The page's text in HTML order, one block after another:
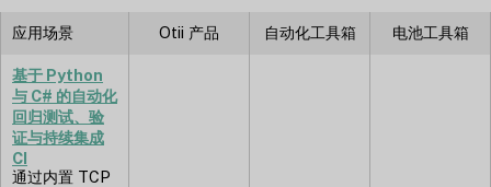
应用场景 Otii 产品 自动化工具箱 电池工具箱
基于 Python
与 C# 的自动化
回归测试、验
证与持续集成
CI
通过内置 TCP